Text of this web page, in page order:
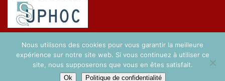
Copyright © 2017 UPHOC. Réalisé parEasy-Concept.
Nous utilisons des cookies pour vous garantir la meilleure
expérience sur notre site web. Si vous continuez à utiliser ce
site, nous supposerons que vous en êtes satisfait.
Ok Politique de confidentialité